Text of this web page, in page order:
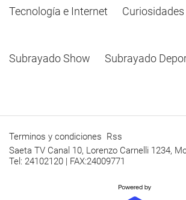
Tecnología e Internet
Curiosidades
Subrayado Show Subrayado
Terminos y condiciones Rss
Saeta TV Canal 10, Lorenzo Carnelli 1234,
Tel: 24102120 | FAX:24009771